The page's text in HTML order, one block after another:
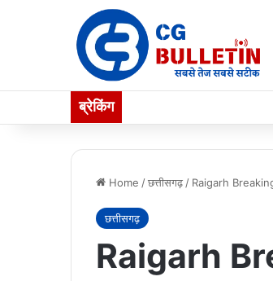
ब्रेकिंग
Home /छत्तीसगढ़ / Raigarh Breaking
छत्तीसगढ़
Raigarh